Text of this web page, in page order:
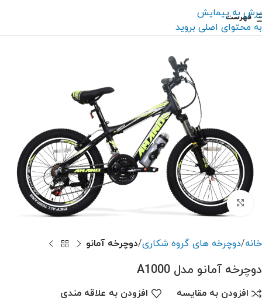
پرش به پیمایش
به محتوای اصلی بروید
فهرست
بزرگنمایی تصویر
خانه دوچرخه های گروه شکاری دوچرخه آمانو
دوچرخه آمانو مدل A1000
افزودن به مقایسه افزودن به علاقه مندی